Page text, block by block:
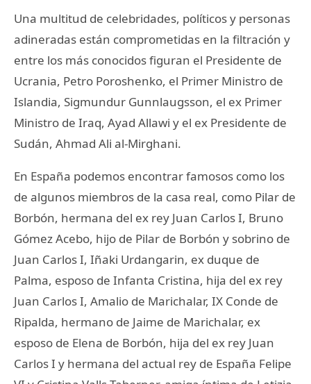
Una multitud de celebridades, políticos y personas
adineradas están comprometidas en la filtración y
entre los más conocidos figuran el Presidente de
Ucrania, Petro Poroshenko, el Primer Ministro de
Islandia, Sigmundur Gunnlaugsson, el ex Primer
Ministro de Iraq, Ayad Allawi y el ex Presidente de
Sudán, Ahmad Ali al-Mirghani.
En España podemos encontrar famosos como los
de algunos miembros de la casa real, como Pilar de
Borbón, hermana del ex rey Juan Carlos I, Bruno
Gómez Acebo, hijo de Pilar de Borbón y sobrino de
Juan Carlos I, Iñaki Urdangarin, ex duque de
Palma, esposo de Infanta Cristina, hija del ex rey
Juan Carlos I, Amalio de Marichalar, IX Conde de
Ripalda, hermano de Jaime de Marichalar, ex
esposo de Elena de Borbón, hija del ex rey Juan
Carlos I y hermana del actual rey de España Felipe